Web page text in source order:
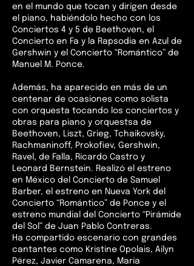
en el mundo que tocan y dirigen desde
el piano, habiéndolo hecho con los
Conciertos 4 y 5 de Beethoven, el
Concierto en Fa y la Rapsodia en Azul de
Gershwin y el Concierto “Romántico” de
Manuel M. Ponce.
Además, ha aparecido en más de un
centenar de ocasiones como solista
con orquesta tocando los conciertos y
obras para piano y orquestsa de
Beethoven, Liszt, Grieg, Tchaikovsky,
Rachmaninoff, Prokofiev, Gershwin,
Ravel, de Falla, Ricardo Castro y
Leonard Bernstein. Realizó el estreno
en México del Concierto de Samuel
Barber, el estreno en Nueva York del
Concierto “Romántico” de Ponce y el
estreno mundial del Concierto “Pirámide
del Sol” de Juan Pablo Contreras.
Ha compartido escenario con grandes
cantantes como Kristine Opolais, Ailyn
Pérez, Javier Camarena, María